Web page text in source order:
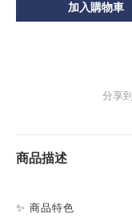
加入購物車
分享到
商品描述
✨ 商品特色